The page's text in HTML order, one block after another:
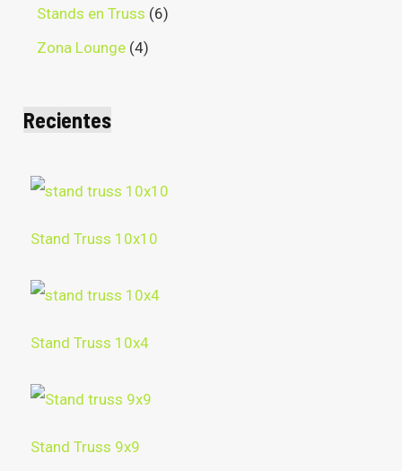
Stands en Truss 6
Zona Lounge 4
Recientes
Stand Truss 10x10
Stand Truss 10x4
Stand Truss 9x9